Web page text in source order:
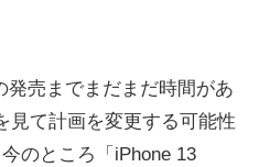
発売までまだまだ時間があ
見て計画を変更する可能性
のところ「iPhone 13